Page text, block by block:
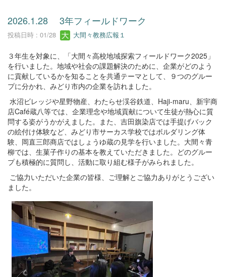
2026.1.28 3年フィールドワーク
投稿日時 : 01/28 大間々教務広報１
３年生を対象に、「大間々高校地域探索フィールドワーク2025」
を行いました。地域や社会の課題解決のために、企業がどのよう
に貢献しているかを知ることを共通テーマとして、９つのグルー
プに分かれ、みどり市内の企業を訪れました。
水沼ビレッジや星野物産、わたらせ渓谷鉄道、Haji-maru、新宇商
店Café蔵八等では、企業理念や地域貢献について生徒が熱心に質
問する姿がうかがえました。また、吉田旗染店では手提げバック
の絵付け体験など、みどり市サーカス学校ではボルダリング体
験、岡直三郎商店ではしょうゆ蔵の見学を行いました。大間々青
柳では、生菓子作りの基本を教えていただきました。どのグルー
プも積極的に質問し、活動に取り組む様子がみられました。
ご協力いただいた企業の皆様、ご理解とご協力ありがとうござい
ました。